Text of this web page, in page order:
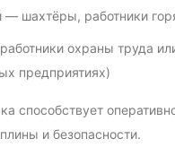
— шахтёры, работники
охраны труда
предприятиях)
способствует
и безопасности.